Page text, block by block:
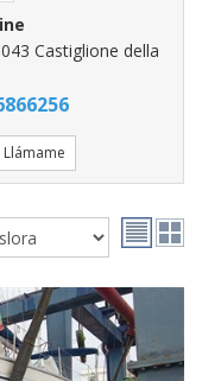
Castiglione della
Llámame